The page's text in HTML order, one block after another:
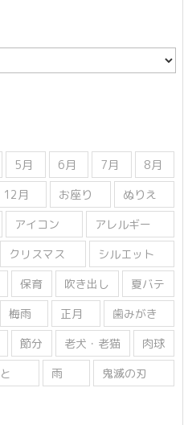
5月 6月 7月
8月
12月 お座り
ぬりえ
アイコン
アレルギー
クリスマス
シルエット
保育 吹き出し
夏バテ
梅雨 正月
歯みがき
節分 老犬・老猫
肉球
雨 鬼滅の刃